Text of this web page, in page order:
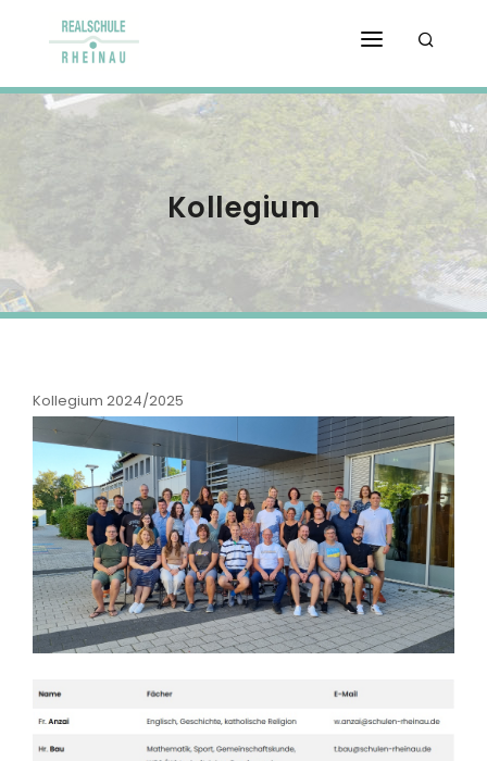
STARTSEITE
ORGANISATION
REALSCHULE
SCHULPROFIL
KONTAKT & ANFAHRT
Kollegium
Kollegium 2024/2025